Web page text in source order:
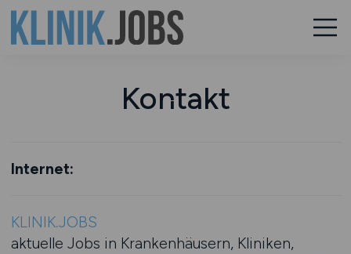
Kontakt
Internet:
KLINIK.JOBS
aktuelle Jobs in Krankenhäusern, Kliniken,